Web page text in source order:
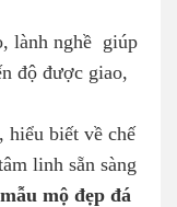
lành nghề giúp
độ được giao,
biết về chế
linh sẵn sàng
mẫu mộ đẹp đá